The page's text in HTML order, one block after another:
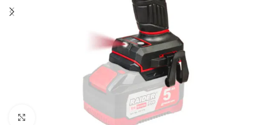
Click to enlarge